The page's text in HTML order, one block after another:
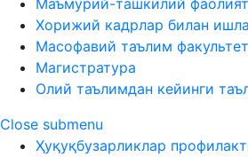
Маъмурий-ташкилий
Хорижий кадрлар билан
Масофавий таълим
Магистратура
Олий таълимдан кейинги
Close submenu
Ҳуқуқбузарликлар